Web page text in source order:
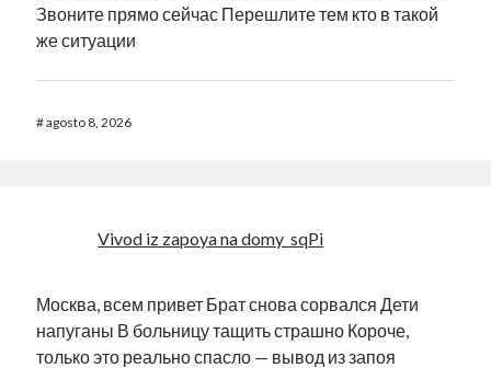
Звоните прямо сейчас Перешлите тем кто в такой
же ситуации
#agosto 8, 2026
Vivod iz zapoya na domy_sqPi
Москва, всем привет Брат снова сорвался Дети
напуганы В больницу тащить страшно Короче,
только это реально спасло — вывод из запоя